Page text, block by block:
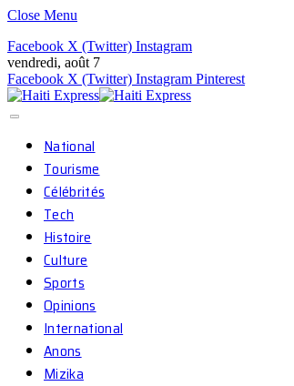
Close Menu
Facebook X (Twitter) Instagram
vendredi, août 7
Facebook X (Twitter) Instagram Pinterest
National
Tourisme
Célébrités
Tech
Histoire
Culture
Sports
Opinions
International
Anons
Mizika